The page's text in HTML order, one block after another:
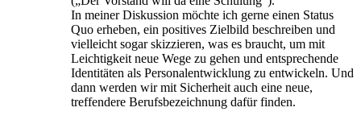
In meiner Diskussion möchte ich gerne einen Status
Quo erheben, ein positives Zielbild beschreiben und
vielleicht sogar skizzieren, was es braucht, um mit
Leichtigkeit neue Wege zu gehen und entsprechende
Identitäten als Personalentwicklung zu entwickeln. Und
dann werden wir mit Sicherheit auch eine neue,
treffendere Berufsbezeichnung dafür finden.